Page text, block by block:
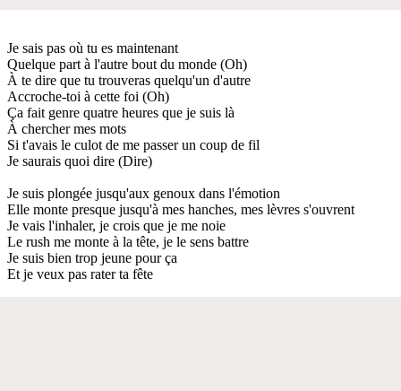
Je sais pas où tu es maintenant
Quelque part à l'autre bout du monde (Oh)
À te dire que tu trouveras quelqu'un d'autre
Accroche-toi à cette foi (Oh)
Ça fait genre quatre heures que je suis là
À chercher mes mots
Si t'avais le culot de me passer un coup de fil
Je saurais quoi dire (Dire)
Je suis plongée jusqu'aux genoux dans l'émotion
Elle monte presque jusqu'à mes hanches, mes lèvres s'ouvrent
Je vais l'inhaler, je crois que je me noie
Le rush me monte à la tête, je le sens battre
Je suis bien trop jeune pour ça
Et je veux pas rater ta fête